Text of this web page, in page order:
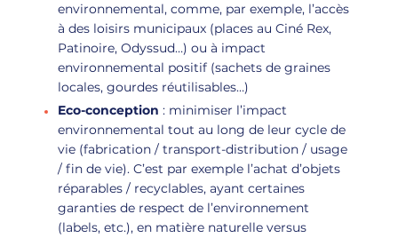
environnemental, comme, par exemple, l’accès
à des loisirs municipaux (places au Ciné Rex,
Patinoire, Odyssud…) ou à impact
environnemental positif (sachets de graines
locales, gourdes réutilisables…)
Eco-conception : minimiser l’impact
environnemental tout au long de leur cycle de
vie (fabrication / transport-distribution / usage
/ fin de vie). C’est par exemple l’achat d’objets
réparables / recyclables, ayant certaines
garanties de respect de l’environnement
(labels, etc.), en matière naturelle versus